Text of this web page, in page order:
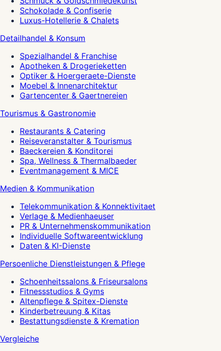
Schokolade & Confiserie
Luxus-Hotellerie & Chalets
Detailhandel & Konsum
Spezialhandel & Franchise
Apotheken & Drogerieketten
Optiker & Hoergeraete-Dienste
Moebel & Innenarchitektur
Gartencenter & Gaertnereien
Tourismus & Gastronomie
Restaurants & Catering
Reiseveranstalter & Tourismus
Baeckereien & Konditorei
Spa, Wellness & Thermalbaeder
Eventmanagement & MICE
Medien & Kommunikation
Telekommunikation & Konnektivitaet
Verlage & Medienhaeuser
PR & Unternehmenskommunikation
Individuelle Softwareentwicklung
Daten & KI-Dienste
Persoenliche Dienstleistungen & Pflege
Schoenheitssalons & Friseursalons
Fitnessstudios & Gyms
Altenpflege & Spitex-Dienste
Kinderbetreuung & Kitas
Bestattungsdienste & Kremation
Vergleiche